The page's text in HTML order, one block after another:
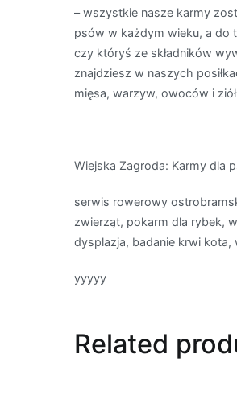
– wszystkie nasze karmy
psów w każdym wieku, a do
czy któryś ze składników
znajdziesz w naszych
mięsa, warzyw, owoców i
Wiejska Zagroda: Karmy dla
serwis rowerowy
zwierząt, pokarm dla rybek,
dysplazja, badanie krwi kota,
yyyyy
Related